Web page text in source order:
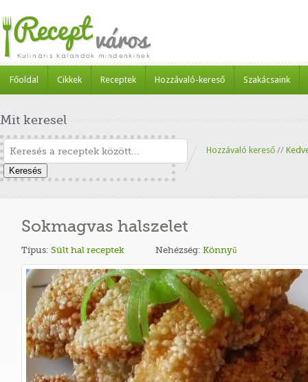
Főoldal Cikkek Receptek Hozzávaló-kereső Szakácsaink
Mit keresel
Keresés
Hozzávaló kereső //
Sokmagvas halszelet
Típus: Sült hal receptek Nehézség: Könnyű